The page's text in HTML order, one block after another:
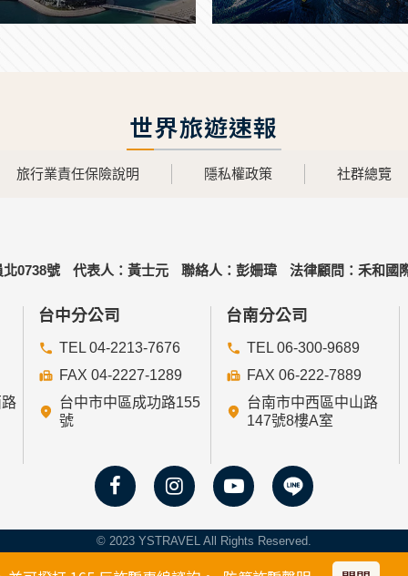
世界旅遊速報
旅行業責任保險說明 隱私權政策 社群總覽
0738號 代表人：黃士元 聯絡人：彭姍瑋 法律顧問：禾和國
台中分公司
TEL 04-2213-7676
FAX 04-2227-1289
台中市中區成功路155
號
台南分公司
TEL 06-300-9689
FAX 06-222-7889
台南市中西區中山路
147號8樓A室
© 2023 YSTRAVEL All Rights Reserved.